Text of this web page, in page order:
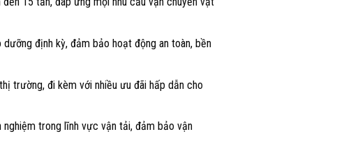
định kỳ, đảm bảo hoạt động an toàn, bền
trường, đi kèm với nhiều ưu đãi hấp dẫn cho
trong lĩnh vực vận tải, đảm bảo vận